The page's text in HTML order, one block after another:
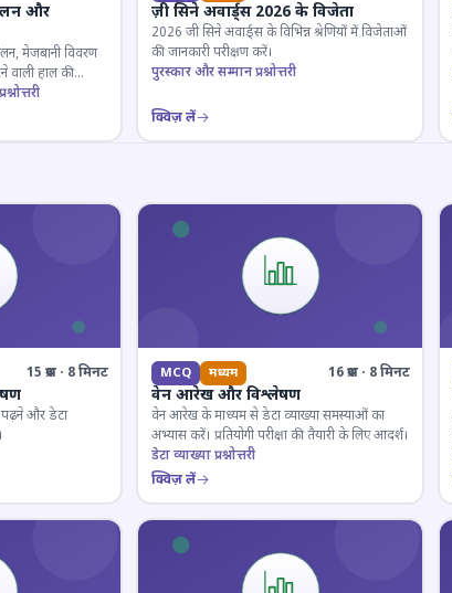
और
मेजबानी विवरण
वाली हाल की
करें।
ज़ी सिने अवार्ड्स 2026 के विजेता
2026 जी सिने अवार्ड्स के विभिन्न श्रेणियों में विजेताओं
की जानकारी परीक्षण करें।
पुरस्कार और सम्मान प्रश्नोत्तरी
क्विज़ लें
15 प्रश्न · 8 मिनट
पढ़ने और डेटा
MCQ मध्यम 16 प्रश्न · 8 मिनट
वेन आरेख और विश्लेषण
वेन आरेख के माध्यम से डेटा व्याख्या समस्याओं का
अभ्यास करें। प्रतियोगी परीक्षा की तैयारी के लिए आदर्श।
डेटा व्याख्या प्रश्नोत्तरी
क्विज़ लें